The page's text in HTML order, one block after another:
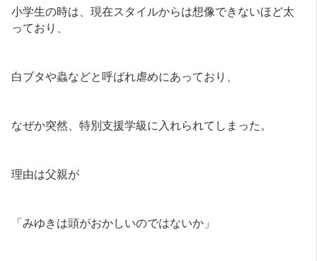
小学生の時は、現在スタイルからは想像できないほど太
っており、
白ブタや蟲などと呼ばれ虐めにあっており、
なぜか突然、特別支援学級に入れられてしまった。
理由は父親が
「みゆきは頭がおかしいのではないか」